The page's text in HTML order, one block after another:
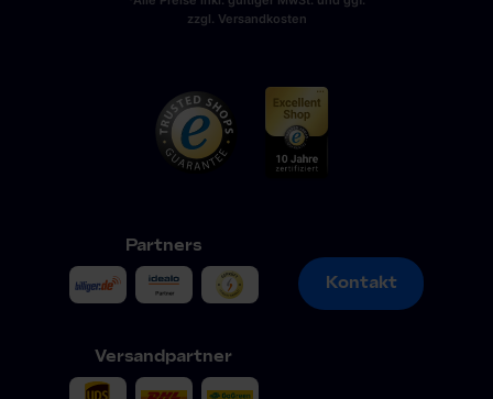
zzgl. Versandkosten
Partners
Versandpartner
Kontakt
Kontakt